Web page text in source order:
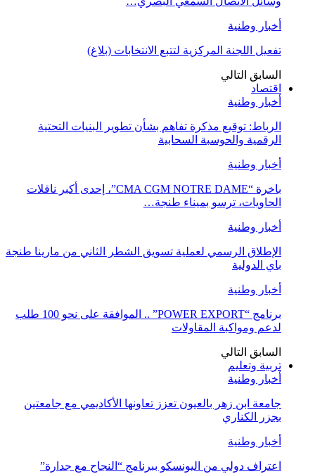
أخبار وطنية
تفعيل اللجنة المركزية لتتبع الانتخابات (بلاغ)
السابق التالي
اقتصاد
أخبار وطنية
الرباط: توقيع مذكرة تفاهم بشأن تطوير البنيات التحتية
الرقمية والحوسبة السحابية
أخبار وطنية
باخرة “CMA CGM NOTRE DAME”، إحدى أكبر ناقلات
الحاويات، ترسو بميناء طنجة…
أخبار وطنية
الإطلاق الرسمي لعملية تسويق الشطر الثاني من مارينا طنجة
باي الدولية
أخبار وطنية
برنامج “POWER EXPORT” .. الموافقة على نحو 100 طلب
لدعم ومواكبة المقاولات
السابق التالي
تربية وتعليم
أخبار وطنية
جامعة ابن زهر بالعيون تعزز تعاونها الأكاديمي مع جامعتين
بجزر الكناري
أخبار وطنية
اعتراف دولي من اليونسكو ببرنامج “النجاح مع جدارة”